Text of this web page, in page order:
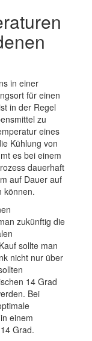
in einer
für einen
in der Regel
zu
eines
Kühlung von
es bei einem
dauerhaft
auf Dauer auf
können.
zukünftig die
sollte man
nicht nur über
14 Grad
Bei
einem
Grad.